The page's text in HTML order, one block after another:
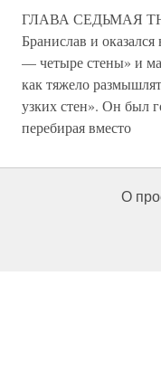
ГЛАВА СЕДЬМАЯ
Бранислав и
— четыре стены» и
как тяжело
узких стен». Он был
перебирая вместо
О